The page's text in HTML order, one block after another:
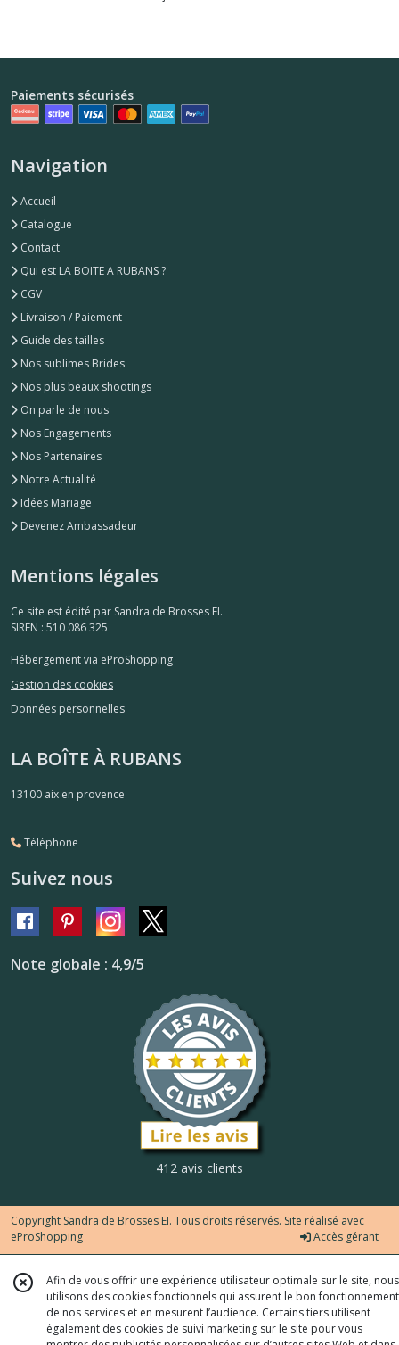
Paiements sécurisés
Navigation
Accueil
Catalogue
Contact
Qui est LA BOITE A RUBANS ?
CGV
Livraison / Paiement
Guide des tailles
Nos sublimes Brides
Nos plus beaux shootings
On parle de nous
Nos Engagements
Nos Partenaires
Notre Actualité
Idées Mariage
Devenez Ambassadeur
Mentions légales
Ce site est édité par Sandra de Brosses EI.
SIREN : 510 086 325
Hébergement via eProShopping
Gestion des cookies
Données personnelles
LA BOÎTE À RUBANS
13100 aix en provence
Téléphone
Suivez nous
Note globale : 4,9/5
412 avis clients
Copyright Sandra de Brosses EI. Tous droits réservés. Site réalisé avec
eProShopping
Accès gérant
Afin de vous offrir une expérience utilisateur optimale sur le site, nous
utilisons des cookies fonctionnels qui assurent le bon fonctionnement
de nos services et en mesurent l’audience. Certains tiers utilisent
également des cookies de suivi marketing sur le site pour vous